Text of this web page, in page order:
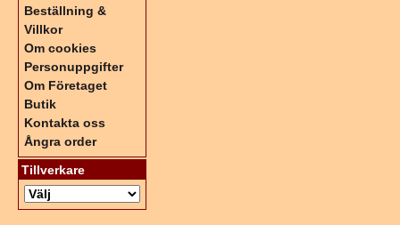
Beställning &
Villkor
Om cookies
Personuppgifter
Om Företaget
Butik
Kontakta oss
Ångra order
Tillverkare